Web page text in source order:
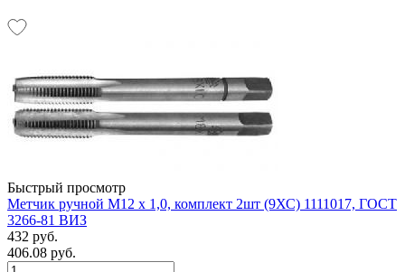
Быстрый просмотр
Метчик ручной М12 х 1,0, комплект 2шт (9ХС) 1111017, ГОСТ
3266-81 ВИЗ
432 руб.
406.08 руб.